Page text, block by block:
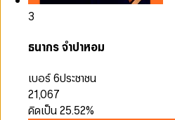
3
ธนากร จำปาหอม
เบอร์ 6ประชาชน
21,067
คิดเป็น25.52%